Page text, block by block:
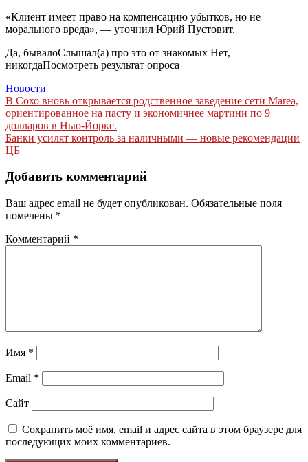
«Клиент имеет право на компенсацию убытков, но не
морального вреда», — уточнил Юрий Пустовит.
Да, бывалоСлышал(а) про это от знакомых Нет,
никогдаПосмотреть результат опроса
Новости
Навигация
по
записям
В Сохо вновь открывается родственное заведение сети Marea,
ориентированное на пасту и экономичнее мартини по 9
долларов в Нью-Йорке.
Банки усилят контроль за наличными — новые рекомендации
ЦБ
Добавить комментарий
Ваш адрес email не будет опубликован. Обязательные поля
помечены *
Комментарий *
Имя *
Email *
Сайт
Сохранить моё имя, email и адрес сайта в этом браузере для
последующих моих комментариев.